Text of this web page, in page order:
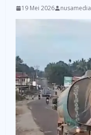
19 Mei 2026 nusamedia